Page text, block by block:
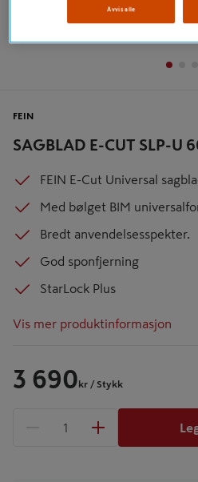
SAGBLAD E-CUT SLP-U
FEIN
FEIN E-Cut Universal
Med bølget BIM
Bredt anvendelsesspekter.
God sponfjerning
StarLock Plus
Vis mer produktinformasjon
3 690 kr / Stykk
1 produkter
Avvis alle